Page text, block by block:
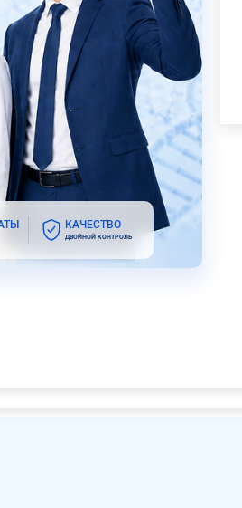
КАЧЕСТВО
ДВОЙНОЙ КОНТРОЛЬ